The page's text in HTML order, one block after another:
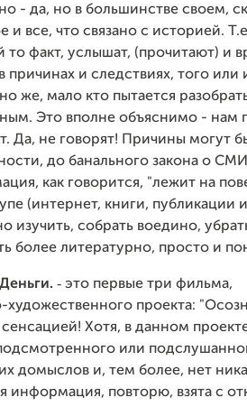
- да, но в большинстве своем,
и все, что связано с историей.
то факт, услышат, (прочитают) и
причинах и следствиях, того или
же, мало кто пытается
Это вполне объяснимо - нам
Да, не говорят! Причины могут
до банального закона о
как говорится, "лежит на
(интернет, книги, публикации и
изучить, собрать воедино,
более литературно, просто и
- это первые три фильма,
художественного проекта:
Хотя, в данном
или
домыслов и, тем более, нет
информация, повторю, взята с